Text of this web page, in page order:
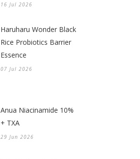
16 Jul 2026
Haruharu Wonder Black
Rice Probiotics Barrier
Essence
07 Jul 2026
Anua Niacinamide 10%
+ TXA
29 Jun 2026